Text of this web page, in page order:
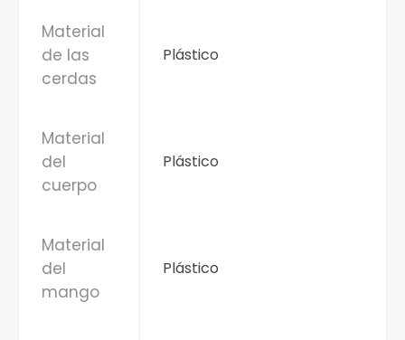
Material
de las
cerdas
Plástico
Material
del
cuerpo
Plástico
Material
del
mango
Plástico